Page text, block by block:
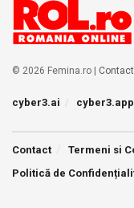
© 2026 Femina.ro | Contact
cyber3.ai cyber3.app
Contact Termeni si
Politică de